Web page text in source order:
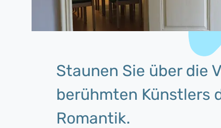
Staunen Sie über die
berühmten Künstlers
Romantik.